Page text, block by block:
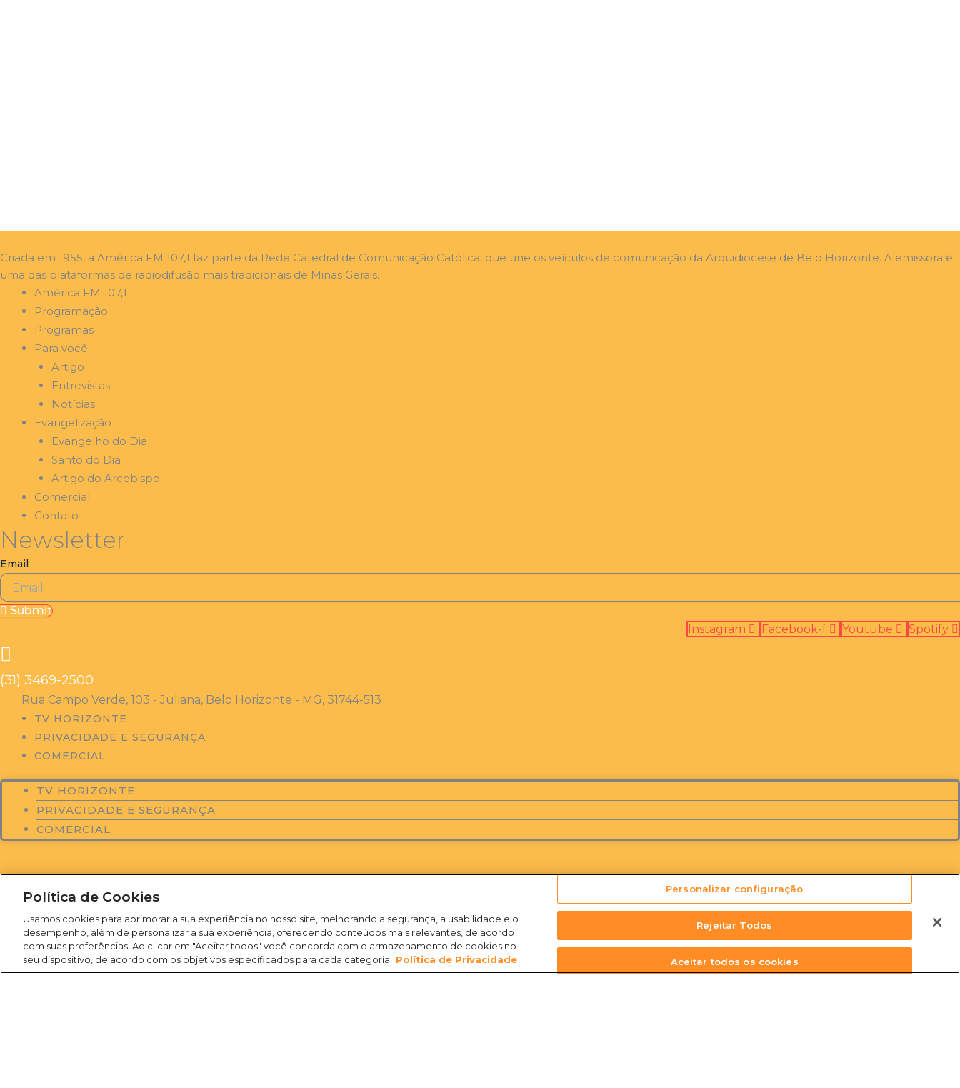
Criada em 1955, a América FM 107,1 faz parte da Rede Catedral de Comunicação Católica, que une os veículos de comunicação da Arquidiocese de Belo Horizonte. A emissora é
uma das plataformas de radiodifusão mais tradicionais de Minas Gerais.
América FM 107,1
Programação
Programas
Para você
Artigo
Entrevistas
Notícias
Evangelização
Evangelho do Dia
Santo do Dia
Artigo do Arcebispo
Comercial
Contato
Newsletter
Email
Submit
Instagram
Facebook-f Youtube Spotify
(31) 3469-2500
Rua Campo Verde, 103 - Juliana, Belo Horizonte - MG, 31744-513
TV HORIZONTE
PRIVACIDADE E SEGURANÇA
COMERCIAL
TV HORIZONTE
PRIVACIDADE E SEGURANÇA
COMERCIAL
2026
Rádio América
Política de Cookies
Usamos cookies para aprimorar a sua experiência no nosso site, melhorando a segurança, a usabilidade e o
desempenho, além de personalizar a sua experiência, oferecendo conteúdos mais relevantes, de acordo
com suas preferências. Ao clicar em "Aceitar todos" você concorda com o armazenamento de cookies no
seu dispositivo, de acordo com os objetivos especificados para cada categoria.
Política de Privacidade
Personalizar configuração
Rejeitar Todos
Aceitar todos os cookies